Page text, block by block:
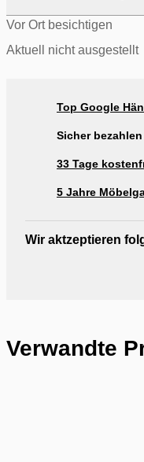
Vor Ort besichtigen
Aktuell nicht ausgestellt
Top Google
Sicher
33 Tage
5 Jahre
Wir aktzeptieren
Verwandte